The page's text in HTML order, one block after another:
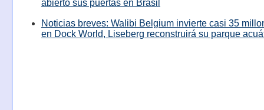
abierto sus puertas en Brasil
Noticias breves: Walibi Belgium invierte casi 35
en Dock World, Liseberg reconstruirá su parque